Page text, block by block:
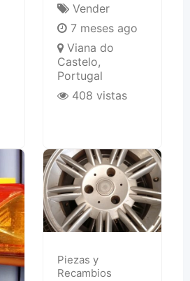
Vender
7 meses ago
Viana do
Castelo,
Portugal
408 vistas
Piezas y
Recambios